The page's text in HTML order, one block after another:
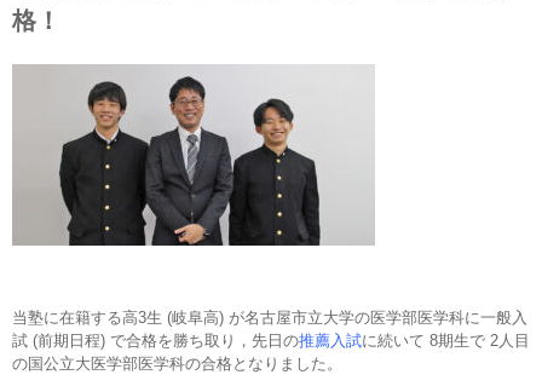
格！
当塾に在籍する高3生 (岐阜高) が名古屋市立大学の医学部医学科に一般入
試 (前期日程) で合格を勝ち取り，先日の推薦入試に続いて 8期生で 2人目
の国公立大医学部医学科の合格となりました。